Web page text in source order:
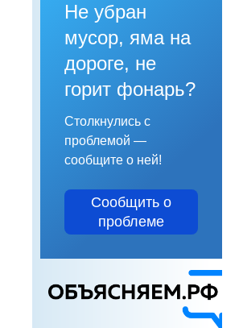
Не убран
мусор, яма на
дороге, не
горит фонарь?
Столкнулись с
проблемой —
сообщите о ней!
Сообщить о
проблеме